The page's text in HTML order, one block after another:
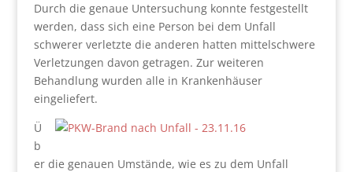
Durch die genaue Untersuchung konnte festgestellt
werden, dass sich eine Person bei dem Unfall
schwerer verletzte die anderen hatten mittelschwere
Verletzungen davon getragen. Zur weiteren
Behandlung wurden alle in Krankenhäuser
eingeliefert.
Ü
b
er die genauen Umstände, wie es zu dem Unfall